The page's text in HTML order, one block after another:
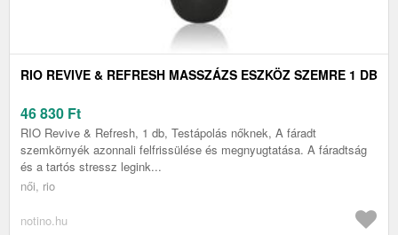
RIO REVIVE & REFRESH MASSZÁZS ESZKÖZ SZEMRE 1 DB
46 830 Ft
RIO Revive & Refresh, 1 db, Testápolás nőknek, A fáradt
szemkörnyék azonnali felfrissülése és megnyugtatása. A fáradtság
és a tartós stressz legink...
női, rio
notino.hu